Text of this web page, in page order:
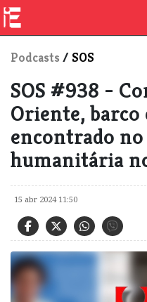
Podcasts / SOS
SOS #938 -
Oriente, barco
encontrado
humanitária
15 abr 2024 11:50